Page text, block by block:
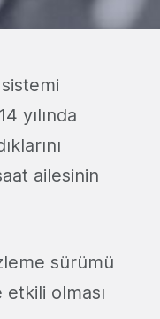
yılında
ailesinin
sürümü
olması